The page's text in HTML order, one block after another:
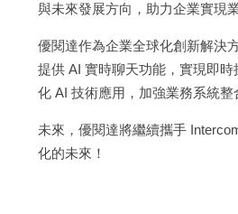
與未來發展方向，助力企業實現
優閱達作為企業全球化創新解決
提供 AI 實時聊天功能，實現即
化 AI 技術應用，加強業務系統
未來，優閱達將繼續攜手
化的未來！